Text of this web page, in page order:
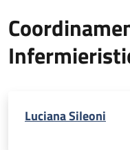
Luciana Sileoni